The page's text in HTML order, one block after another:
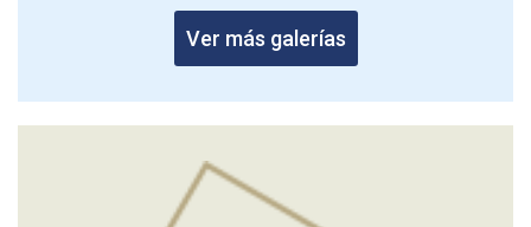
Ver más galerías